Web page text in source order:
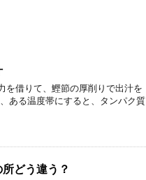
を借りて、鰹節の厚削りで出汁を
ある温度帯にすると、タンパク質
どう違う？